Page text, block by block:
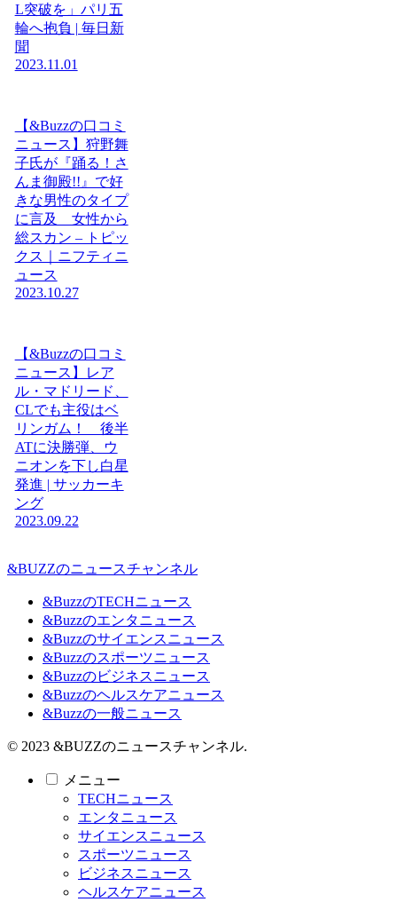
L突破を」パリ五
輪へ抱負 | 毎日新
聞
2023.11.01
【&Buzzの口コミ
ニュース】狩野舞
子氏が『踊る！さ
んま御殿!!』で好
きな男性のタイプ
に言及 女性から
総スカン – トピッ
クス｜ニフティニ
ュース
2023.10.27
【&Buzzの口コミ
ニュース】レア
ル・マドリード、
CLでも主役はベ
リンガム！ 後半
ATに決勝弾、ウ
ニオンを下し白星
発進 | サッカーキ
ング
2023.09.22
&BUZZのニュースチャンネル
&BuzzのTECHニュース
&Buzzのエンタニュース
&Buzzのサイエンスニュース
&Buzzのスポーツニュース
&Buzzのビジネスニュース
&Buzzのヘルスケアニュース
&Buzzの一般ニュース
© 2023 &BUZZのニュースチャンネル.
メニュー
TECHニュース
エンタニュース
サイエンスニュース
スポーツニュース
ビジネスニュース
ヘルスケアニュース